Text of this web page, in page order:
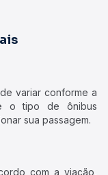
variar conforme a
o tipo de ônibus
sua passagem.
com a viação,